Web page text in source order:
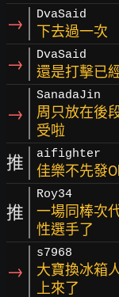
→ DvaSaid
下去過一次
→ DvaSaid
還是打擊已
→
SanadaJin
周只放在後
受啦
推 aifighter
佳樂不先發
推
Roy34
一場同棒次
性選手了
→
s7968
大寶換冰箱
上來了